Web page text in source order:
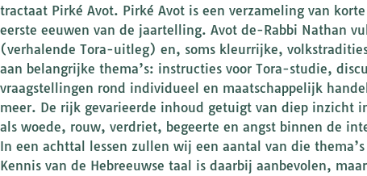
tractaat Pirké Avot. Pirké Avot is een verzameling van
eerste eeuwen van de jaartelling. Avot de-Rabbi Nathan
(verhalende Tora-uitleg) en, soms kleurrijke,
aan belangrijke thema’s: instructies voor Tora-studie,
vraagstellingen rond individueel en maatschappelijk
meer. De rijk gevarieerde inhoud getuigt van diep inzicht
als woede, rouw, verdriet, begeerte en angst binnen de
In een achttal lessen zullen wij een aantal van die
Kennis van de Hebreeuwse taal is daarbij aanbevolen,